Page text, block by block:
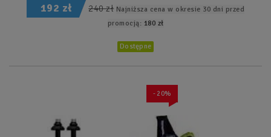
192 zł 240 zł Najniższa cena w okresie 30 dni przed
promocją: 180 zł
Dostępne
- 20%